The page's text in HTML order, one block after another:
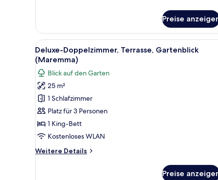
Balkon,
Meerblick
(Maremma)
Preise
Alle
Fotos
für
Deluxe-
Doppelzimmer,
Terrasse,
Gartenblick
(Maremma)
anzeigen
Ein modernes Schlafzimmer
4
Deluxe-Doppelzimmer, Terrasse, Gartenblick
(Maremma)
Blick auf den Garten
25 m²
1 Schlafzimmer
Platz für 3 Personen
1 King-Bett
Kostenloses WLAN
Weitere Details
Weitere
Preise